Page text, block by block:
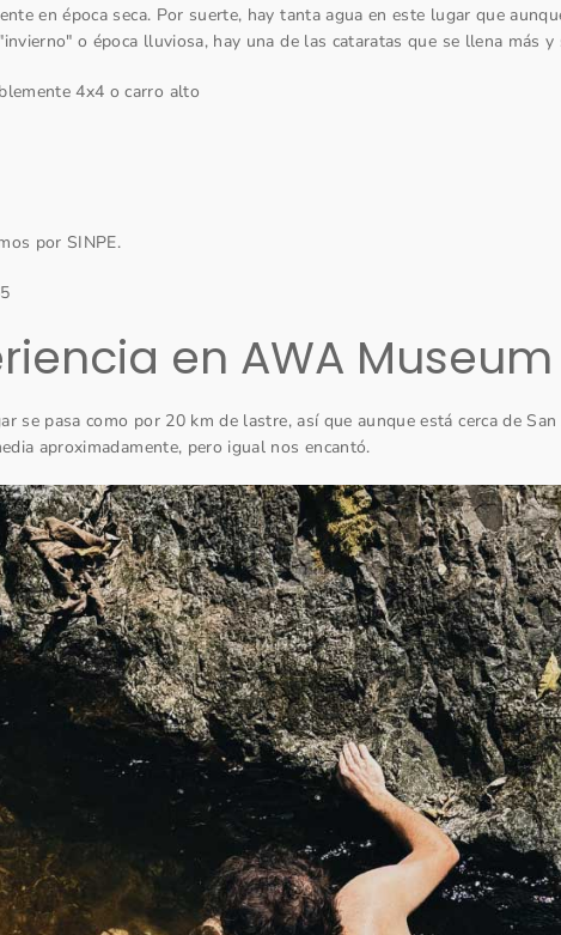
en época seca. Por suerte, hay tanta agua en este lugar que
o época lluviosa, hay una de las cataratas que se llena más y
4x4 o carro alto
por SINPE.
en AWA Museum
se pasa como por 20 km de lastre, así que aunque está cerca de
aproximadamente, pero igual nos encantó.